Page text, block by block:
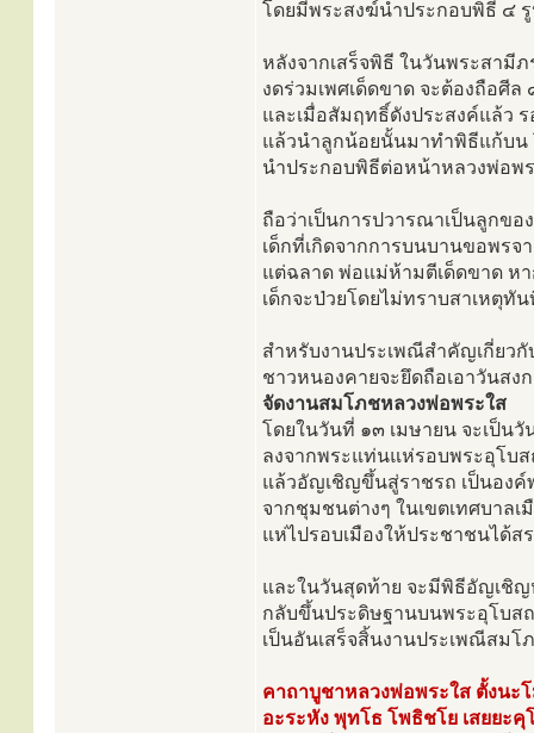
โดยมีพระสงฆ์นำประกอบพิธี ๔
หลังจากเสร็จพิธี ในวันพระสามี
งดร่วมเพศเด็ดขาด จะต้องถือศีล
และเมื่อสัมฤทธิ์ดังประสงค์แล้ว
แล้วนำลูกน้อยนั้นมาทำพิธีแก้บน
นำประกอบพิธีต่อหน้าหลวงพ่อพ
ถือว่าเป็นการปวารณาเป็นลูกข
เด็กที่เกิดจากการบนบานขอพรจ
แต่ฉลาด พ่อแม่ห้ามตีเด็ดขาด หา
เด็กจะป่วยโดยไม่ทราบสาเหตุ
สำหรับงานประเพณีสำคัญเกี่ยว
ชาวหนองคายจะยึดถือเอาวันสง
จัดงานสมโภชหลวงพ่อพระใส
โดยในวันที่ ๑๓ เมษายน จะเป็น
ลงจากพระแท่นแห่รอบพระอุโบ
แล้วอัญเชิญขึ้นสู่ราชรถ เป็นอง
จากชุมชนต่างๆ ในเขตเทศบาลเ
แห่ไปรอบเมืองให้ประชาชนได้ส
และในวันสุดท้าย จะมีพิธีอัญเชิญ
กลับขึ้นประดิษฐานบนพระอุโบสถ
เป็นอันเสร็จสิ้นงานประเพณีสม
คาถาบูชาหลวงพ่อพระใส ตั้งนะ
อะระหัง พุทโธ โพธิชโย เสยยะ